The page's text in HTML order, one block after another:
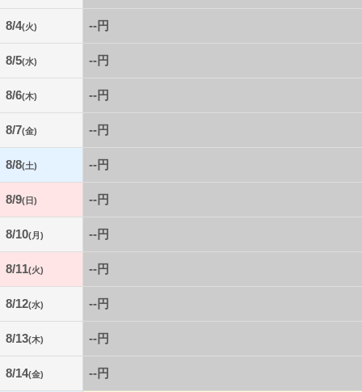
8/4(火) --円
8/5(水) --円
8/6(木) --円
8/7(金) --円
8/8(土) --円
8/9(日) --円
8/10(月) --円
8/11(火) --円
8/12(水) --円
8/13(木) --円
8/14(金) --円